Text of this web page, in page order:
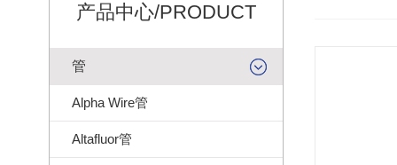
产品中心/PRODUCT
管
Alpha Wire管
Altafluor管